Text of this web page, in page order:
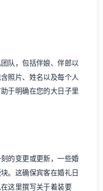
队，包括伴娘、伴郎以
照片、姓名以及每个人
于明确在您的大日子里
的变更或更新，一些婚
。这确保宾客在婚礼日
这里撰写关于着装要